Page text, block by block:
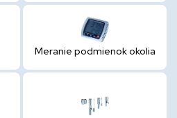
Meranie podmienok okolia